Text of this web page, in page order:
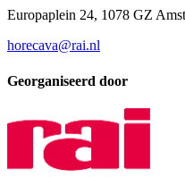
Europaplein 24, 1078 GZ
horecava@rai.nl
Georganiseerd door